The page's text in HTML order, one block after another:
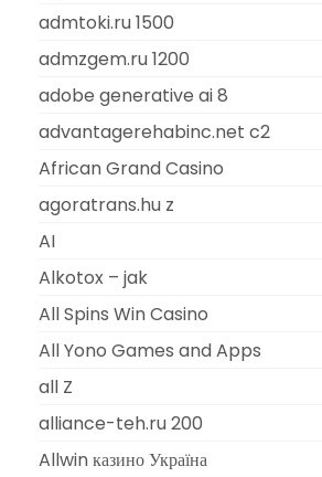
admtoki.ru 1500
admzgem.ru 1200
adobe generative ai 8
advantagerehabinc.net c2
African Grand Casino
agoratrans.hu z
AI
Alkotox – jak
All Spins Win Casino
All Yono Games and Apps
all Z
alliance-teh.ru 200
Allwin казино Україна